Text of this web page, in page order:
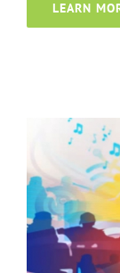
LEARNالفكري